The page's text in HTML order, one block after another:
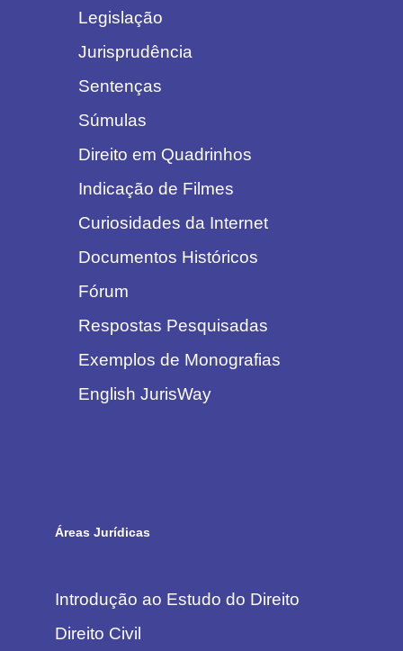
Legislação
Jurisprudência
Sentenças
Súmulas
Direito em Quadrinhos
Indicação de Filmes
Curiosidades da Internet
Documentos Históricos
Fórum
Respostas Pesquisadas
Exemplos de Monografias
English JurisWay
Áreas Jurídicas
Introdução ao Estudo do Direito
Direito Civil